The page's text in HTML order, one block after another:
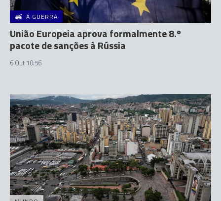
A GUERRA
União Europeia aprova formalmente 8.º
pacote de sanções à Rússia
6 Out 10:56